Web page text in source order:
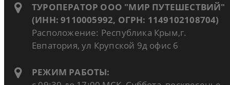
ТУРОПЕРАТОР ООО "МИР ПУТЕШЕСТВИЙ"
(ИНН: 9110005992, ОГРН: 1149102108704)
Расположение: Республика Крым,г.
Евпатория, ул Крупской 9д офис 6
РЕЖИМ РАБОТЫ: